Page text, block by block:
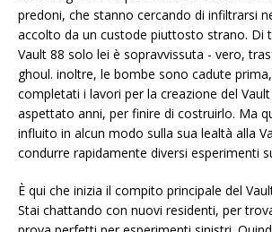
predoni, che stanno cercando di infiltrarsi
accolto da un custode piuttosto strano. Di
Vault 88 solo lei è sopravvissuta - vero,
ghoul. inoltre, le bombe sono cadute
completati i lavori per la creazione del
aspettato anni, per finire di costruirlo. Ma
influito in alcun modo sulla sua lealtà alla
condurre rapidamente diversi esperimenti
È qui che inizia il compito principale del
Stai chattando con nuovi residenti, per